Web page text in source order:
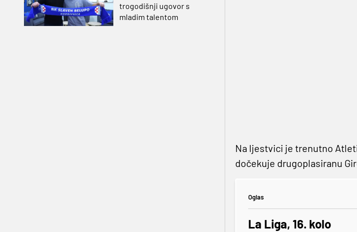
trogodišnji ugovor s
mladim talentom
Na ljestvici je trenutno
dočekuje drugoplasiranu
Oglas
La Liga, 16. kolo